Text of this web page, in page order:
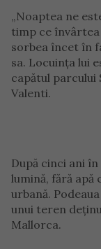
„Noaptea ne
timp ce
sorbea încet în
sa. Locuința lui
capătul parcului
Valenti.
După cinci ani
lumină, fără apă
urbană.
unui teren
Mallorca.